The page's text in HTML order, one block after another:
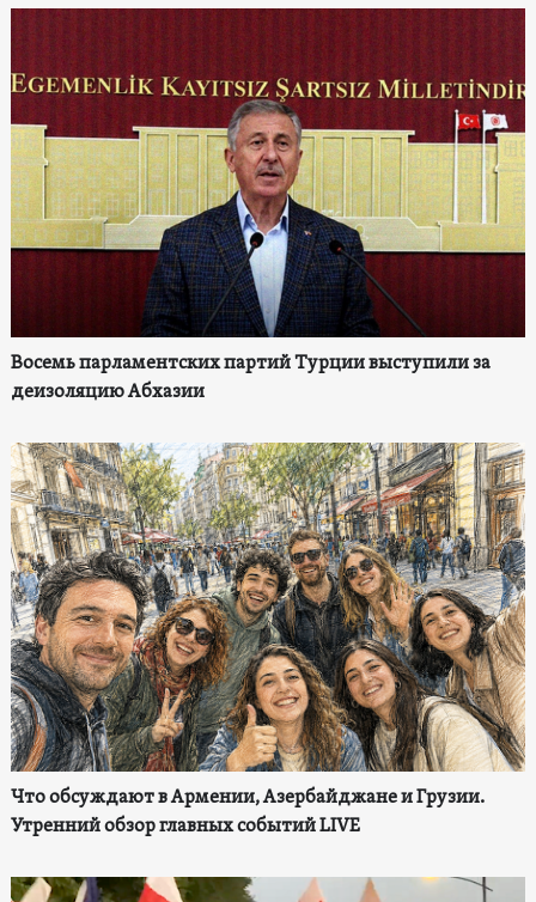
Восемь парламентских партий Турции выступили за
деизоляцию Абхазии
Что обсуждают в Армении, Азербайджане и Грузии.
Утренний обзор главных событий LIVE